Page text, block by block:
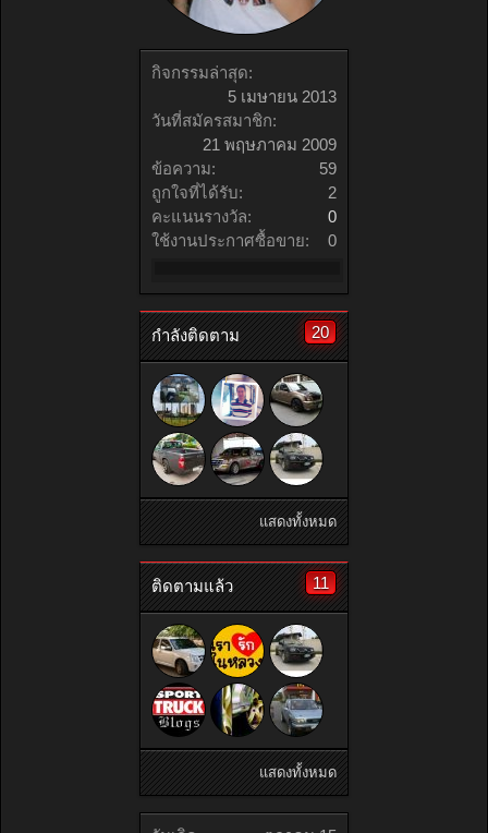
กิจกรรมล่าสุด:
5 เมษายน 2013
วันที่สมัครสมาชิก:
21 พฤษภาคม 2009
ข้อความ:
59
ถูกใจที่ได้รับ:
2
คะแนนรางวัล:
0
ใช้งานประกาศซื้อขาย:
0
กำลังติดตาม 20
แสดงทั้งหมด
ติดตามแล้ว 11
แสดงทั้งหมด